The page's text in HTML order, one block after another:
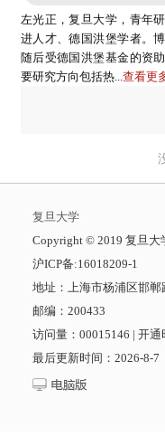
左光正，复旦大学，青年
进人才、德国洪堡学者。
随后受德国洪堡基金的资
要研究方向包括热... 查看更
复旦大学
​Copyright © 2019 复旦大
沪ICP备:16018209-1
地址：上海市杨浦区邯郸
邮编：200433
访问量： 00015146 | 开通
最后更新时间： 2026-8-7